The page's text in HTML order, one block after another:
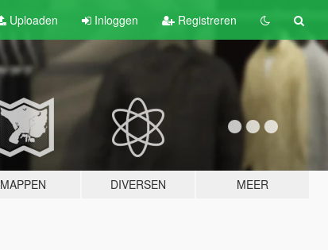
Uploaden Inloggen Registreren
MAPPEN DIVERSEN MEER